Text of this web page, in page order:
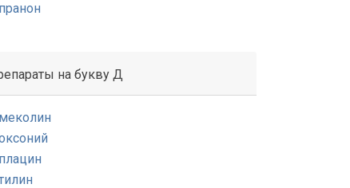
на букву Д